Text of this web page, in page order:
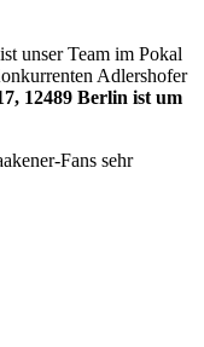
ist unser Team im Pokal
Adlershofer
12489 Berlin ist um
Fans sehr